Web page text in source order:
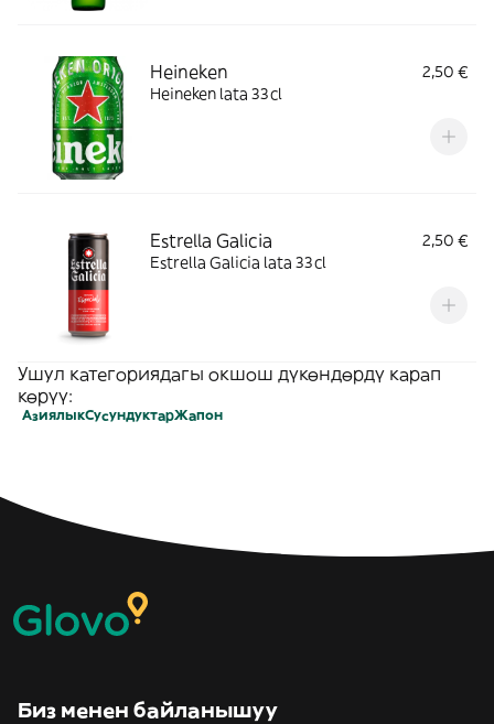
Heineken
2,50 €
Heineken lata 33cl
Estrella Galicia
2,50 €
Estrella Galicia lata 33cl
Ушул категориядагы окшош дүкөндөрдү карап
көрүү:
АзиялыкСусундуктарЖапон
Биз менен байланышуу